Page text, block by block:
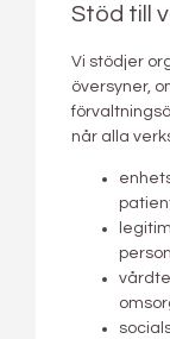
Stöd till
Vi stödjer
översyner,
når alla